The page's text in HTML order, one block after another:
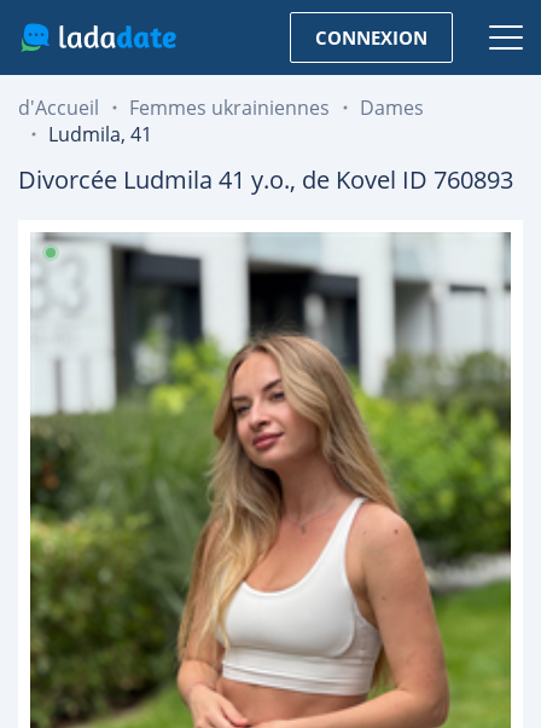
CONNEXION
d'Accueil Femmes ukrainiennes
Dames
Ludmila, 41
Divorcée Ludmila 41 y.o., de Kovel ID 760893